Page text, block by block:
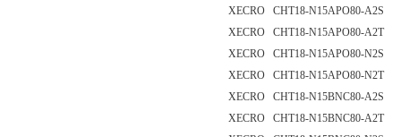
XECRO CHT18-N15APO80-A2S
XECRO CHT18-N15APO80-A2T
XECRO CHT18-N15APO80-N2S
XECRO CHT18-N15APO80-N2T
XECRO CHT18-N15BNC80-A2S
XECRO CHT18-N15BNC80-A2T